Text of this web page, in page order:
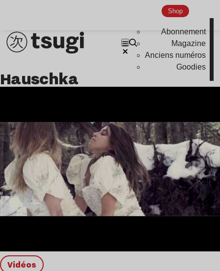
Shop
Abonnement
Magazine
Anciens numéros
Goodies
Hauschka
Vidéos